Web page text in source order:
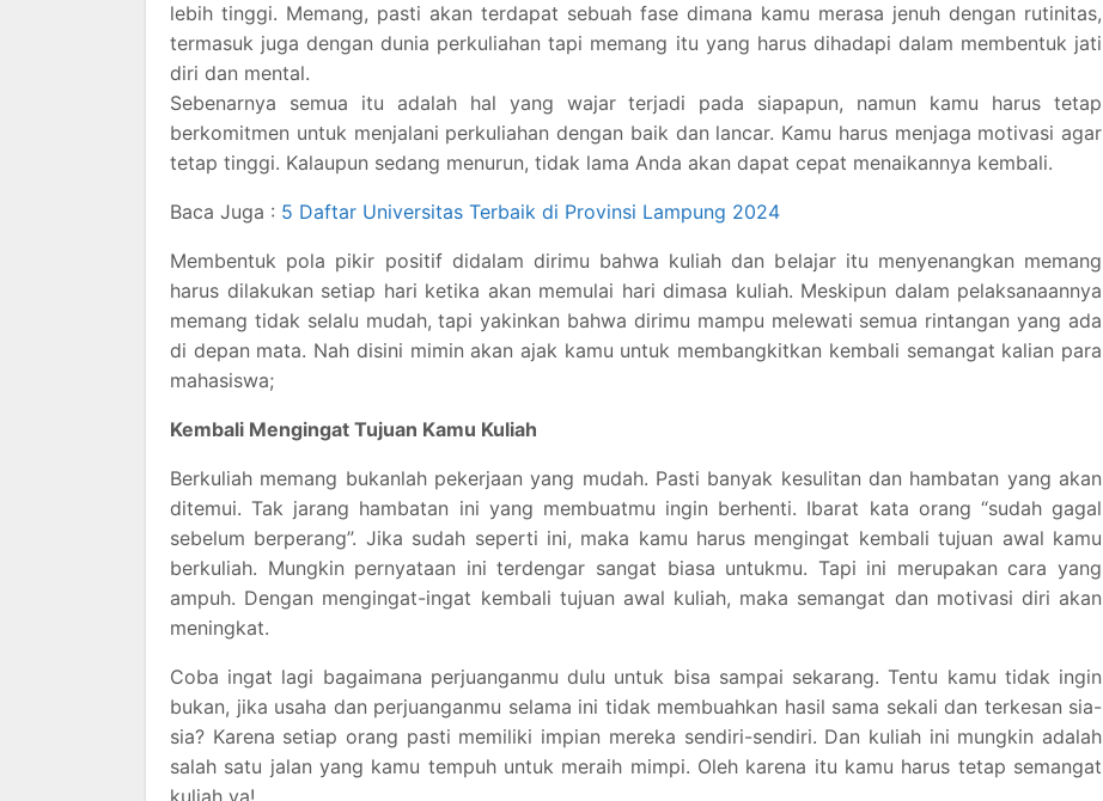
lebih tinggi. Memang, pasti akan terdapat sebuah fase dimana kamu merasa jenuh dengan rutinitas,
termasuk juga dengan dunia perkuliahan tapi memang itu yang harus dihadapi dalam membentuk jati
diri dan mental.
Sebenarnya semua itu adalah hal yang wajar terjadi pada siapapun, namun kamu harus tetap
berkomitmen untuk menjalani perkuliahan dengan baik dan lancar. Kamu harus menjaga motivasi agar
tetap tinggi. Kalaupun sedang menurun, tidak lama Anda akan dapat cepat menaikannya kembali.
Baca Juga : 5 Daftar Universitas Terbaik di Provinsi Lampung 2024
Membentuk pola pikir positif didalam dirimu bahwa kuliah dan belajar itu menyenangkan memang
harus dilakukan setiap hari ketika akan memulai hari dimasa kuliah. Meskipun dalam pelaksanaannya
memang tidak selalu mudah, tapi yakinkan bahwa dirimu mampu melewati semua rintangan yang ada
di depan mata. Nah disini mimin akan ajak kamu untuk membangkitkan kembali semangat kalian para
mahasiswa;
Kembali Mengingat Tujuan Kamu Kuliah
Berkuliah memang bukanlah pekerjaan yang mudah. Pasti banyak kesulitan dan hambatan yang akan
ditemui. Tak jarang hambatan ini yang membuatmu ingin berhenti. Ibarat kata orang “sudah gagal
sebelum berperang”. Jika sudah seperti ini, maka kamu harus mengingat kembali tujuan awal kamu
berkuliah. Mungkin pernyataan ini terdengar sangat biasa untukmu. Tapi ini merupakan cara yang
ampuh. Dengan mengingat-ingat kembali tujuan awal kuliah, maka semangat dan motivasi diri akan
meningkat.
Coba ingat lagi bagaimana perjuanganmu dulu untuk bisa sampai sekarang. Tentu kamu tidak ingin
bukan, jika usaha dan perjuanganmu selama ini tidak membuahkan hasil sama sekali dan terkesan sia-
sia? Karena setiap orang pasti memiliki impian mereka sendiri-sendiri. Dan kuliah ini mungkin adalah
salah satu jalan yang kamu tempuh untuk meraih mimpi. Oleh karena itu kamu harus tetap semangat